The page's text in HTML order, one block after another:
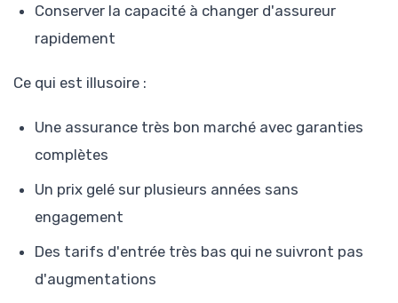
Conserver la capacité à changer d'assureur
rapidement
Ce qui est illusoire :
Une assurance très bon marché avec garanties
complètes
Un prix gelé sur plusieurs années sans
engagement
Des tarifs d'entrée très bas qui ne suivront pas
d'augmentations